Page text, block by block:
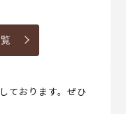
ております。ぜひ